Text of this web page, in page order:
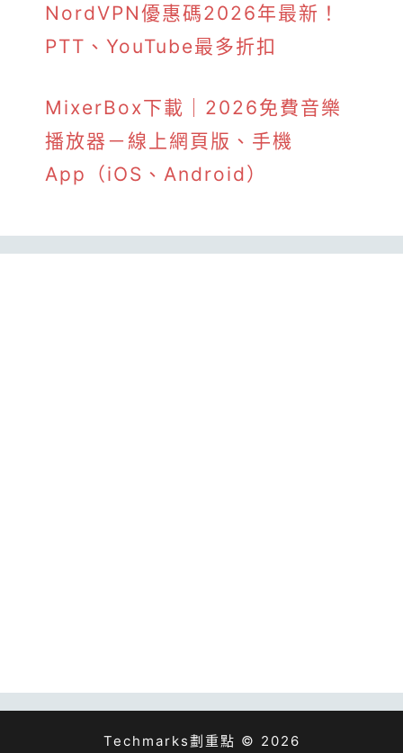
NordVPN優惠碼2026年最新！
PTT、YouTube最多折扣
MixerBox下載｜2026免費音樂
播放器－線上網頁版、手機
App（iOS、Android）
Techmarks劃重點 © 2026